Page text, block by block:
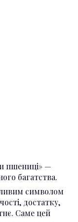
пшениці» —
багатства.
символом
достатку,
Саме цей